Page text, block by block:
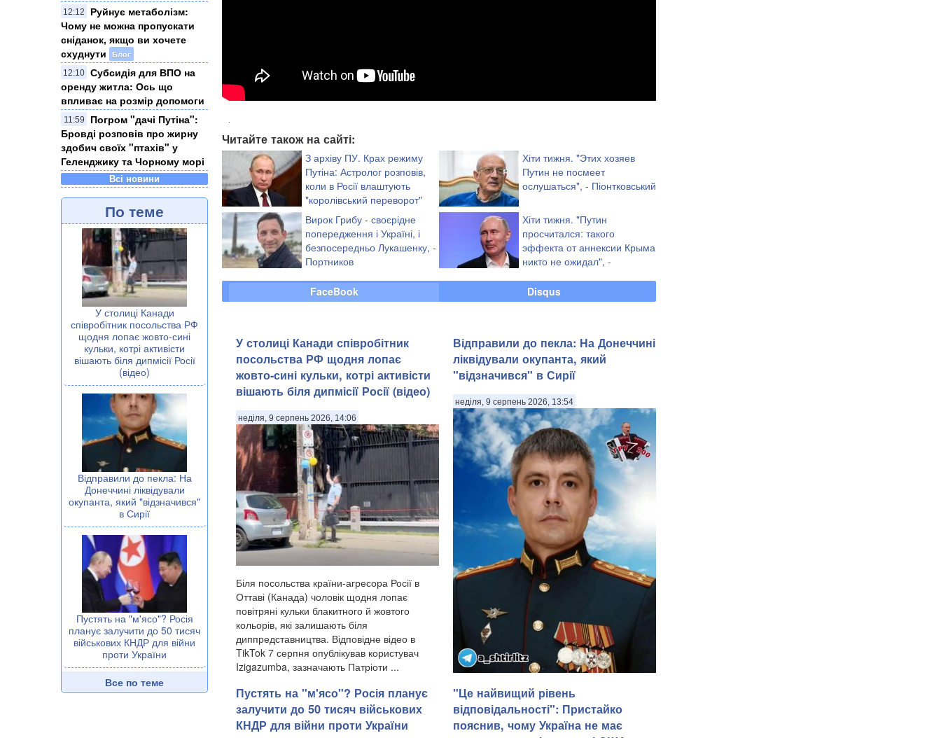
12:12
Руйнує метаболізм:
Чому не можна пропускати
сніданок, якщо ви хочете
схуднути
Блог
12:10 Субсидія для ВПО на
оренду житла: Ось що
впливає на розмір допомоги
11:59
Погром "дачі Путіна":
Бровді розповів про жирну
здобич своїх "птахів" у
Геленджику та Чорному морі
Всі новини
По теме
У столиці Канади
співробітник посольства РФ
щодня лопає жовто-сині
кульки, котрі активісти
вішають біля дипмісії Росії
(відео)
Відправили до пекла: На
Донеччині ліквідували
окупанта, який "відзначився"
в Сирії
Пустять на "м'ясо"? Росія
планує залучити до 50 тисяч
військових КНДР для війни
проти України
Все по теме
Читайте також на сайті:
З архіву ПУ. Крах режиму
Путіна: Астролог розповів,
коли в Росії влаштують
"королівський переворот"
Хіти тижня. "Этих хозяев
Путин не посмеет
ослушаться", - Піонтковський
Вирок Грибу - своєрідне
попередження і Україні, і
безпосередньо Лукашенку, -
Портников
Хіти тижня. "Путин
просчитался: такого
эффекта от аннексии Крыма
никто не ожидал", -
FaceBook
Disqus
У столиці Канади співробітник
посольства РФ щодня лопає
жовто-сині кульки, котрі активісти
вішають біля дипмісії Росії (відео)
неділя, 9 серпень 2026, 14:06
Біля посольства країни-агресора Росії в
Оттаві (Канада) чоловік щодня лопає
повітряні кульки блакитного й жовтого
кольорів, які залишають біля
диппредставництва. Відповідне відео в
TikTok 7 серпня опублікував користувач
Izigazumba, зазначають Патріоти ...
Відправили до пекла: На Донеччині
ліквідували окупанта, який
"відзначився" в Сирії
неділя, 9 серпень 2026, 13:54
У Донецькій області українська армія
ліквідувала російського офіцера,
Пустять на "м'ясо"? Росія планує
залучити до 50 тисяч військових
КНДР для війни проти України
"Це найвищий рівень
відповідальності": Пристайко
пояснив, чому Україна не має